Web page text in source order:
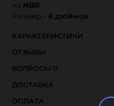
из NBR.
Размер - 8 дюймов.
ХАРАКТЕРИСТИКИ
ОТЗЫВЫ
ВОПРОСЫ 0
ДОСТАВКА
ОПЛАТА